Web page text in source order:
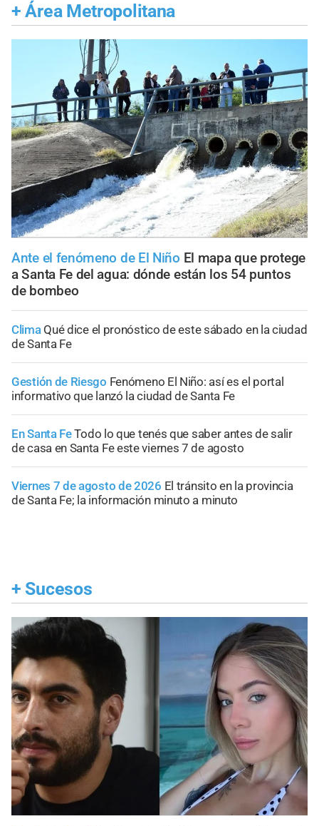
+ Área Metropolitana
Ante el fenómeno de El Niño El mapa que protege
a Santa Fe del agua: dónde están los 54 puntos
de bombeo
Clima Qué dice el pronóstico de este sábado en la ciudad
de Santa Fe
Gestión de Riesgo Fenómeno El Niño: así es el portal
informativo que lanzó la ciudad de Santa Fe
En Santa FeTodo lo que tenés que saber antes de salir
de casa en Santa Fe este viernes 7 de agosto
Viernes 7 de agosto de 2026 El tránsito en la provincia
de Santa Fe; la información minuto a minuto
+ Sucesos